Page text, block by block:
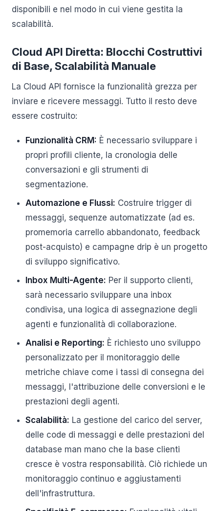
disponibili e nel modo in cui viene gestita la
scalabilità.
Cloud API Diretta: Blocchi Costruttivi
di Base, Scalabilità Manuale
La Cloud API fornisce la funzionalità grezza per
inviare e ricevere messaggi. Tutto il resto deve
essere costruito:
Funzionalità CRM: È necessario sviluppare i
propri profili cliente, la cronologia delle
conversazioni e gli strumenti di
segmentazione.
Automazione e Flussi: Costruire trigger di
messaggi, sequenze automatizzate (ad es.
promemoria carrello abbandonato, feedback
post-acquisto) e campagne drip è un progetto
di sviluppo significativo.
Inbox Multi-Agente: Per il supporto clienti,
sarà necessario sviluppare una inbox
condivisa, una logica di assegnazione degli
agenti e funzionalità di collaborazione.
Analisi e Reporting: È richiesto uno sviluppo
personalizzato per il monitoraggio delle
metriche chiave come i tassi di consegna dei
messaggi, l'attribuzione delle conversioni e le
prestazioni degli agenti.
Scalabilità: La gestione del carico del server,
delle code di messaggi e delle prestazioni del
database man mano che la base clienti
cresce è vostra responsabilità. Ciò richiede un
monitoraggio continuo e aggiustamenti
dell'infrastruttura.